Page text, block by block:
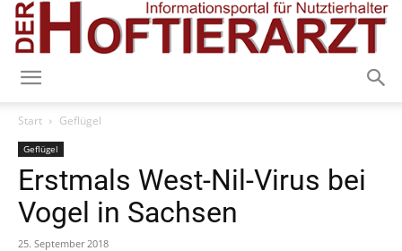
Start Geflügel
Geflügel
Erstmals West-Nil-Virus bei
Vogel in Sachsen
25. September 2018